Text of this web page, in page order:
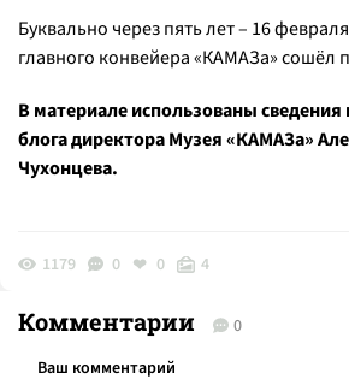
Буквально через пять лет – 16
главного конвейера «КАМАЗа» сошёл
В материале использованы сведения
блога директора Музея «КАМАЗа»
Чухонцева.
1179 0 0 4
Комментарии 0